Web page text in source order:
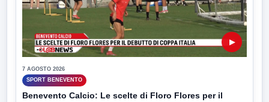
▶
7 AGOSTO 2026
SPORT BENEVENTO
Benevento Calcio: Le scelte di Floro Flores per il